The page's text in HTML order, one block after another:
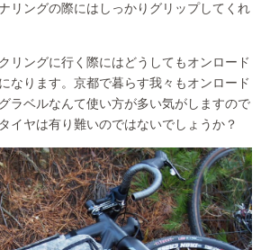
リングの際にはしっかりグリップしてくれ
リングに行く際にはどうしてもオンロード
なります。京都で暮らす我々もオンロード
ラベルなんて使い方が多い気がしますので
イヤは有り難いのではないでしょうか？